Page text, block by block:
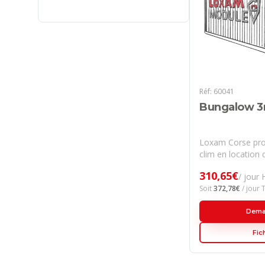
Réf: 60041
Bungalow
Loxam Corse
clim en location
du-Sud). Cet
artisans,
et particuliers
fiable, révisé et
ateliers,
vos chantiers
310,65€/ jour
Soit372,78€ / jour